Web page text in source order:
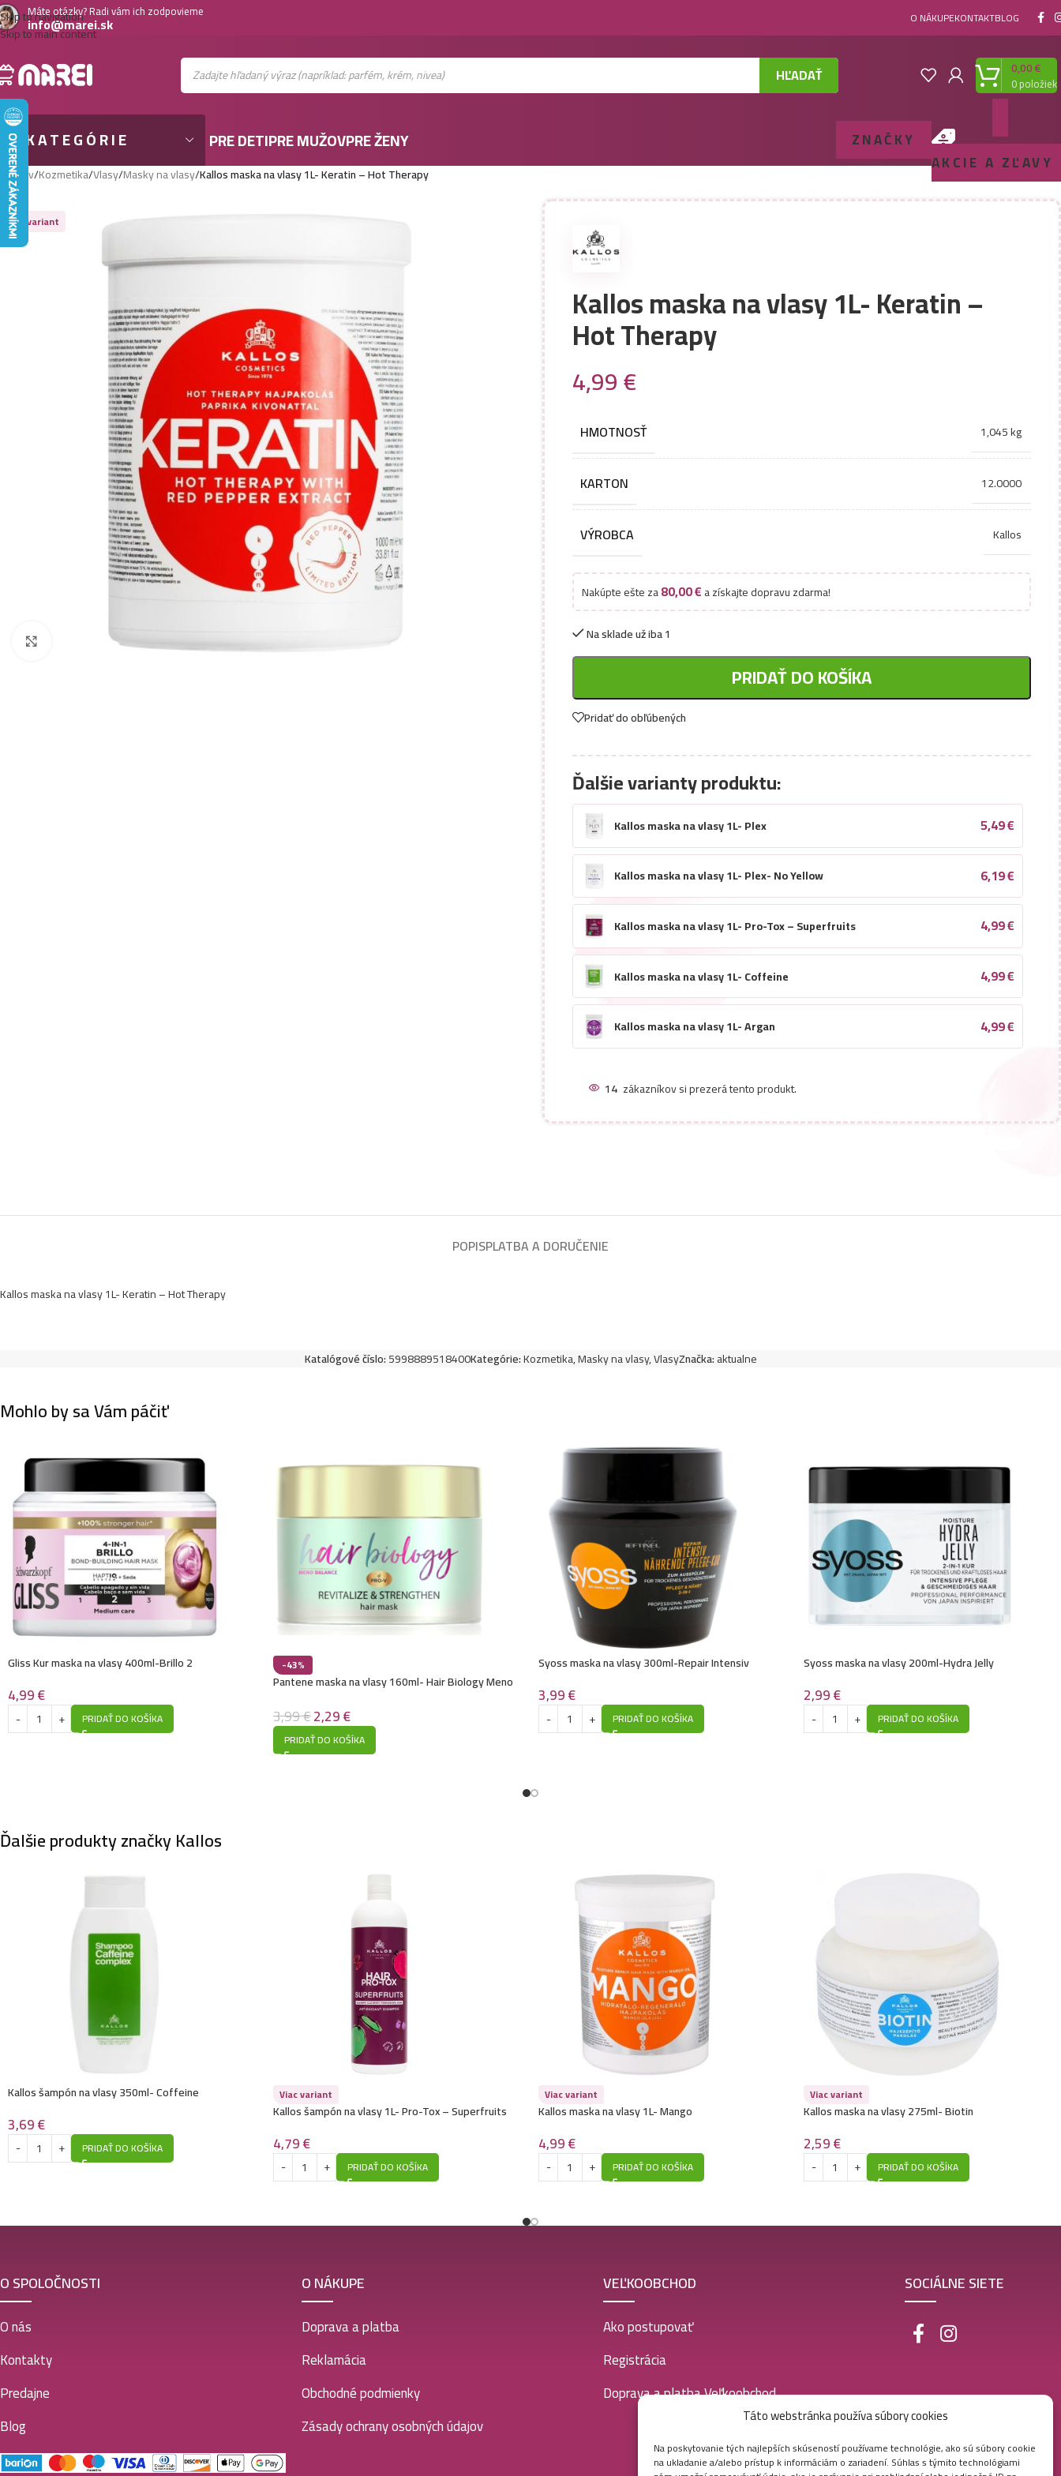
Táto webstránka používa súbory cookies
Na poskytovanie tých najlepších skúseností používame technológie, ako sú súbory cookie
na ukladanie a/alebo prístup k informáciám o zariadení. Súhlas s týmito technológiami
Skip to navigation
Skip to main content
Máte otázky? Radi vám ich zodpovieme
info@marei.sk O NÁKUPEKONTAKTBLOG
HĽADAŤ 0položiek
0,00€
KATEGÓRIE PRE DETIPRE MUŽOVPRE ŽENY
ZNAČKY
AKCIE A ZĽAVY
Domov/Kozmetika/Vlasy/Masky na vlasy/Kallos maska na vlasy 1L- Keratin – Hot Therapy
Viac variant
Zobraziť väčší obrázok
Kallos maska na vlasy 1L- Keratin –
Hot Therapy
4,99€
HMOTNOSŤ 1,045 kg
KARTON 12.0000
VÝROBCA Kallos
Nakúpte ešte za80,00€a získajte dopravu zdarma!
Na sklade už iba 1
PRIDAŤ DO KOŠÍKA
Pridať do obľúbených
Ďalšie varianty produktu:
Kallos maska na vlasy 1L- Plex 5,49€
Kallos maska na vlasy 1L- Plex- No Yellow 6,19€
Kallos maska na vlasy 1L- Pro-Tox – Superfruits 4,99€
Kallos maska na vlasy 1L- Coffeine 4,99€
Kallos maska na vlasy 1L- Argan 4,99€
Kallos maska na vlasy 1L- Honey 4,99€
4,99 €
Kallos maska na vlasy 1L- Vegan Soul – Nourishing
Kallos maska na vlasy 1L- Vanilla 4,99
Kallos maska na vlasy 1L- Pro-Tox – Cannabis 4,99
Kallos maska na vlasy 1L- Vegan Soul – Volumizing
Kallos maska na vlasy 1L- Banana
Kallos maska na vlasy 1L- Milk 4,99
Kallos maska na vlasy 1L- Pro-Tox 4,99
Kallos maska na vlasy 1L- Caviar 4,99
Kallos maska na vlasy 1L- Biotin
14 zákazníkov si prezerá tento produkt.
POPISPLATBA A DORUČENIE
Kallos maska na vlasy 1L- Keratin – Hot Therapy
Katalógové číslo:5998889518400Kategórie:Kozmetika,Masky na vlasy,VlasyZnačka:aktualne
Mohlo by sa Vám páčiť
Gliss Kur maska na vlasy 400ml-Brillo 2
4,99€
PRIDAŤ DO KOŠÍKA
-43%
Pantene maska na vlasy 160ml- Hair Biology Meno
3,99€2,29€
PRIDAŤ DO KOŠÍKA
Syoss maska na vlasy 300ml-Repair Intensiv
3,99€
PRIDAŤ DO KOŠÍKA
Syoss maska na vlasy 200ml-Hydra Jelly
2,99€
PRIDAŤ DO KOŠÍKA
Ďalšie produkty značky Kallos
Kallos šampón na vlasy 350ml- Coffeine
3,69€
PRIDAŤ DO KOŠÍKA
Viac variant
Kallos šampón na vlasy 1L- Pro-Tox – Superfruits
4,79€
PRIDAŤ DO KOŠÍKA
Viac variant
Kallos maska na vlasy 1L- Mango
4,99€
PRIDAŤ DO KOŠÍKA
Viac variant
Kallos maska na vlasy 275ml- Biotin
2,59€
PRIDAŤ DO KOŠÍKA
O SPOLOČNOSTI
O nás
Kontakty
Predajne
Blog
O NÁKUPE
Doprava a platba
Reklamácia
Obchodné podmienky
Zásady ochrany osobných údajov
VEĽKOOBCHOD
Ako postupovať
Registrácia
Doprava a platba Veľkoobchod
SOCIÁLNE SIETE